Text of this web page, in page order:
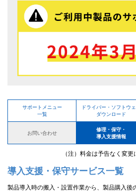
サポートメニュー
一覧
ドライバー・ソフトウ
ダウンロード
お問い合わせ
修理・保守・
導入支援情報
（注）料金は予告なく変
導入支援・保守サービス一覧
製品導入時の搬入・設置作業から、製品購入後